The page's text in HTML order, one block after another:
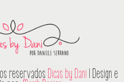
reservados Dicas by Dani | Design e